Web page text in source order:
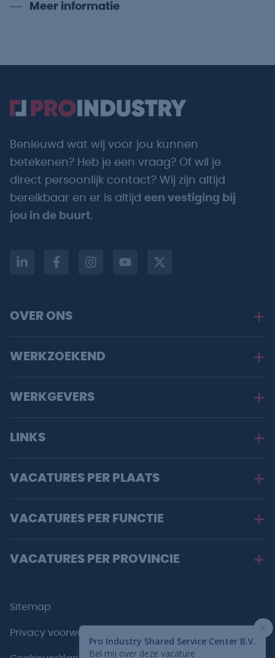
Meer informatie
Benieuwd wat wij voor jou kunnen
betekenen? Heb je een vraag? Of wil je
direct persoonlijk contact? Wij zijn altijd
bereikbaar en er is altijd een vestiging bij
jou in de buurt.
OVER ONS
WERKZOEKEND
WERKGEVERS
LINKS
VACATURES PER PLAATS
VACATURES PER FUNCTIE
VACATURES PER PROVINCIE
Sitemap
Privacy voorwaarden